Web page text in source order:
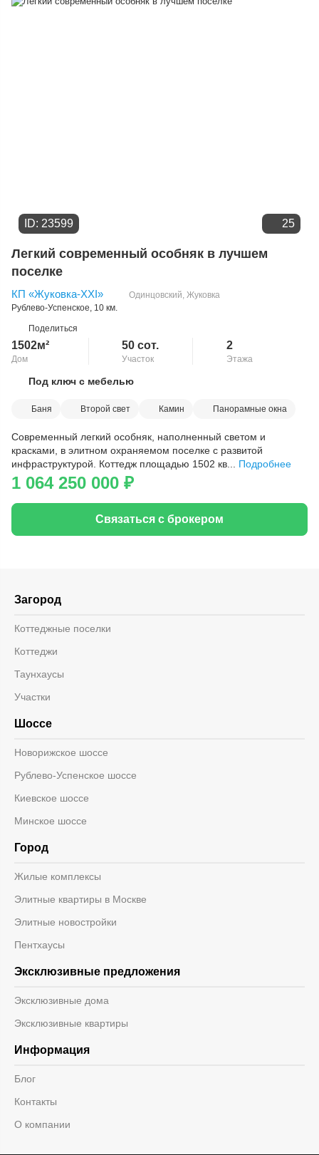
ID: 23599 25
Легкий современный особняк в лучшем
поселке
КП «Жуковка-XXI» Одинцовский, Жуковка
Рублево-Успенское, 10 км.
Поделиться
Скопировать ссылку
1502м²
Дом
50 сот.
Участок
2
Этажа
Под ключ с мебелью
Баня Второй свет Камин Панорамные окна
Современный легкий особняк, наполненный светом и
красками, в элитном охраняемом поселке с развитой
инфраструктурой. Коттедж площадью 1502 кв... Подробнее
1 064 250 000 ₽
Связаться с брокером
Загород
Коттеджные поселки
Коттеджи
Таунхаусы
Участки
Шоссе
Новорижское шоссе
Рублево-Успенское шоссе
Киевское шоссе
Минское шоссе
Город
Жилые комплексы
Элитные квартиры в Москве
Элитные новостройки
Пентхаусы
Эксклюзивные предложения
Эксклюзивные дома
Эксклюзивные квартиры
Информация
Блог
Контакты
О компании